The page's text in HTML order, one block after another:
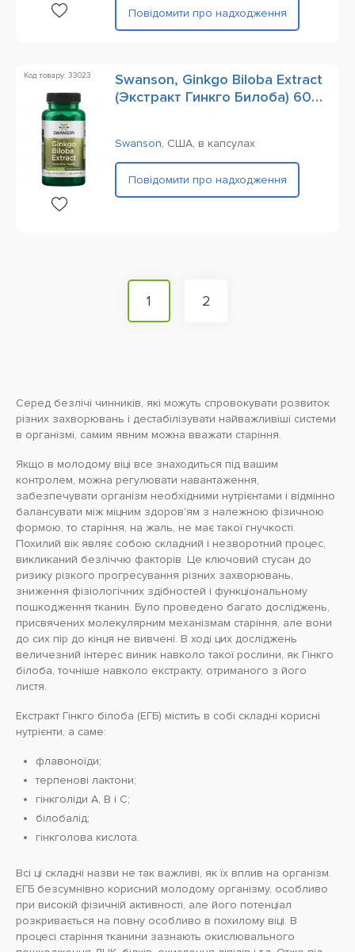
Повідомити про надходження
Код товару: 33023
Swanson, Ginkgo Biloba Extract
(Экстракт Гинкго Билоба) 60
Swanson, США, в капсулах
Повідомити про надходження
1 2
Серед безлічі чинників, які можуть спровокувати розвиток
різних захворювань і дестабілізувати найважливіші системи
в організмі, самим явним можна вважати старіння.
Якщо в молодому віці все знаходиться під вашим
контролем, можна регулювати навантаження,
забезпечувати організм необхідними нутрієнтами і відмінно
балансувати між міцним здоров'ям з належною фізичною
формою, то старіння, на жаль, не має такої гнучкості.
Похилий вік являє собою складний і незворотний процес,
викликаний безліччю факторів. Це ключовий стусан до
ризику різкого прогресування різних захворювань,
зниження фізіологічних здібностей і функціональному
пошкодження тканин. Було проведено багато досліджень,
присвячених молекулярним механізмам старіння, але вони
до сих пір до кінця не вивчені. В ході цих досліджень
величезний інтерес виник навколо такої рослини, як Гінкго
білоба, точніше навколо екстракту, отриманого з його
листя.
Екстракт Гінкго білоба (ЕГБ) містить в собі складні корисні
нутрієнти, а саме:
флавоноїди;
терпенові лактони;
гінкголіди A, B і C;
білобалід;
гінкголова кислота.
Всі ці складні назви не так важливі, як їх вплив на організм.
ЕГБ безсумнівно корисний молодому організму, особливо
при високій фізичній активності, але його потенціал
розкривається на повну особливо в похилому віці. В
процесі старіння тканини зазнають окислювального